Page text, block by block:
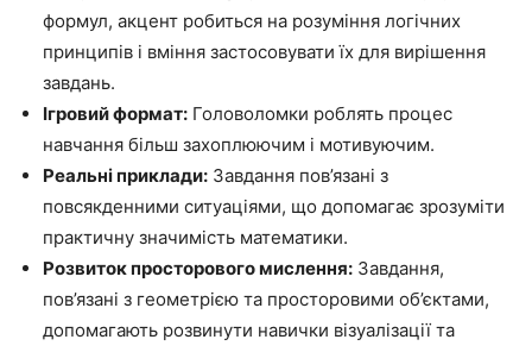
формул, акцент робиться на розуміння логічних
принципів і вміння застосовувати їх для вирішення
завдань.
Ігровий формат: Головоломки роблять процес
навчання більш захоплюючим і мотивуючим.
Реальні приклади: Завдання пов’язані з
повсякденними ситуаціями, що допомагає зрозуміти
практичну значимість математики.
Розвиток просторового мислення: Завдання,
пов’язані з геометрією та просторовими об’єктами,
допомагають розвинути навички візуалізації та